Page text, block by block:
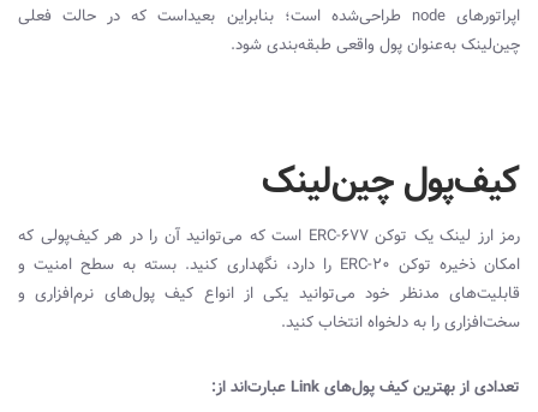
اپراتورهایnode طراحی‌شده است؛ بنابراین بعیداست که در حالت فعلی
چین‌لینک به‌عنوان پول واقعی طبقه‌بندی شود.
کیف‌پول چین‌لینک
رمز ارز لینک یک توکنERC-677 است که می‌توانید آن را در هر کیف‌پولی که
امکان ذخیره توکن ERC-20 را دارد، نگهداری کنید. بسته به سطح امنیت و
قابلیت‌های مدنظر خود می‌توانید یکی از انواع کیف پول‌های نرم‌افزاری و
سخت‌افزاری را به‌ دلخواه انتخاب کنید.
تعدادی از بهترین کیف‌ پول‌هایLinkعبارت‌اند از: